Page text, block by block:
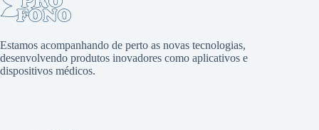
Estamos acompanhando de perto as novas tecnologias,
desenvolvendo produtos inovadores como aplicativos e
dispositivos médicos.